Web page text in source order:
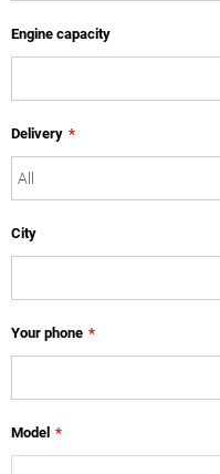
Engine capacity
Delivery *
City
Your phone *
Model *